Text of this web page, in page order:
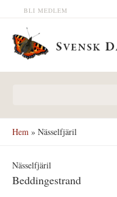
Hoppa till huvudinnehåll
BLI MEDLEM
Hem » Nässelfjäril
Nässelfjäril
Beddingestrand